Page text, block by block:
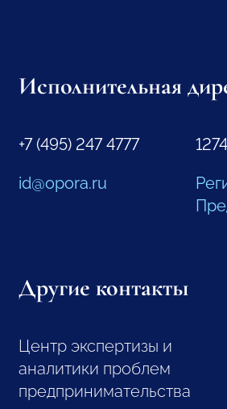
Исполнительная
+7 (495) 247 4777
id@opora.ru
Другие контакты
Центр экспертизы и
аналитики проблем
предпринимательства